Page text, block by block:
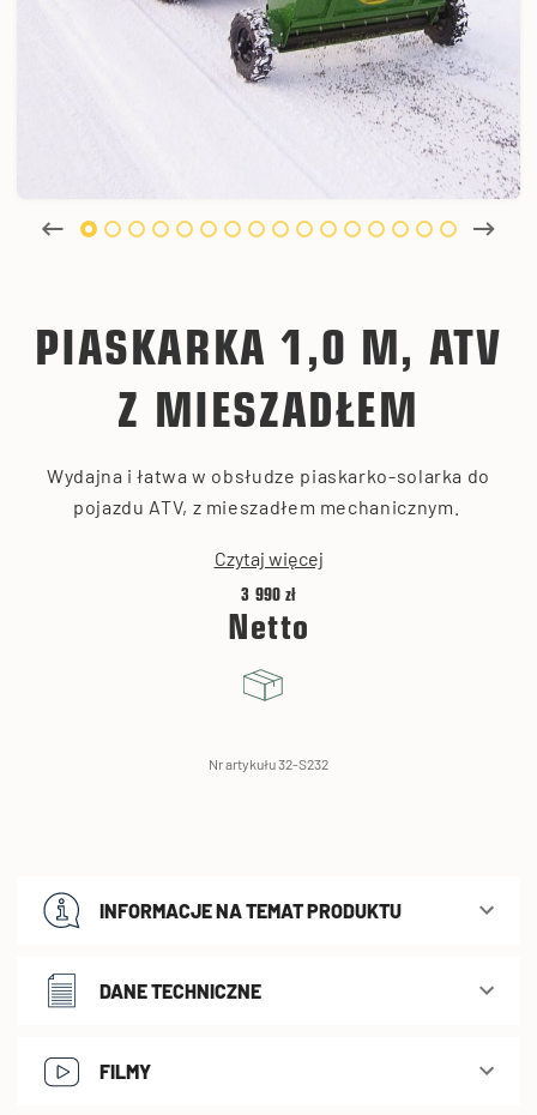
PIASKARKA 1,0 M, ATV
Z MIESZADŁEM
Wydajna i łatwa w obsłudze piaskarko-solarka do
pojazdu ATV, z mieszadłem mechanicznym.
Czytaj więcej
3 990 zł
Netto
Nr artykułu 32-S232
INFORMACJE NA TEMAT PRODUKTU
DANE TECHNICZNE
FILMY